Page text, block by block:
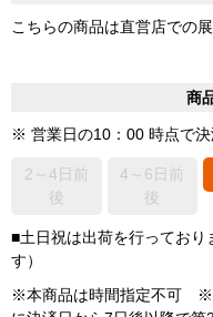
こちらの商品は直営店での
商
※ 営業日の10：00 時点で
2～4日前
後
4～6日前
後
■土日祝は出荷を行っており
す）
※本商品は時間指定不可 ※